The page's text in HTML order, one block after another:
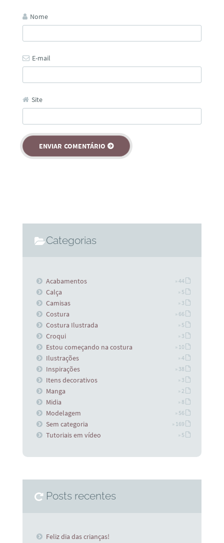
Nome
E-mail
Site
Categorias
Acabamentos » 44
Calça » 5
Camisas » 3
Costura » 66
Costura Ilustrada » 5
Croqui » 3
Estou começando na costura » 10
Ilustrações » 4
Inspirações » 38
Itens decorativos » 3
Manga » 2
Midia » 8
Modelagem » 56
Sem categoria » 169
Tutoriais em vídeo » 5
Posts recentes
Feliz dia das crianças!